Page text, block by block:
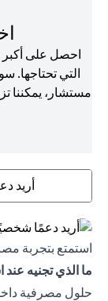
احصل على أكبر
التي تحتاجها.
مستشار، يمكننا
أريد
استمتع بتجربة
ما الذي تجنيه عند
حلول مصرفية